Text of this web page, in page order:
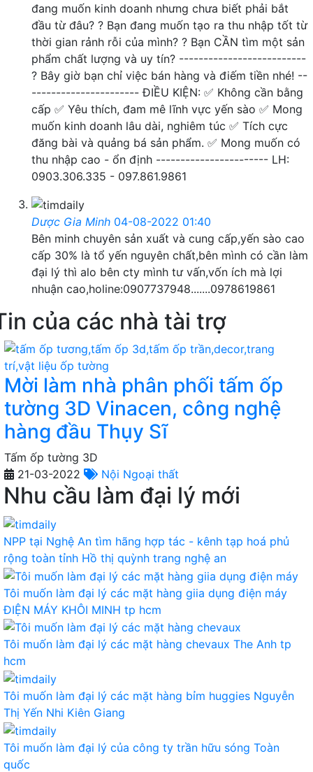
đang muốn kinh doanh nhưng chưa biết phải bắt
đầu từ đâu? ? Bạn đang muốn tạo ra thu nhập tốt từ
thời gian rảnh rỗi của mình? ? Bạn CẦN tìm một sản
phẩm chất lượng và uy tín? --------------------------
? Bây giờ bạn chỉ việc bán hàng và điếm tiền nhé! --
---------------------- ĐIỀU KIỆN: ✅ Không cần bằng
cấp ✅ Yêu thích, đam mê lĩnh vực yến sào ✅ Mong
muốn kinh doanh lâu dài, nghiêm túc ✅ Tích cực
đăng bài và quảng bá sản phẩm. ✅ Mong muốn có
thu nhập cao - ổn định ----------------------- LH:
0903.306.335 - 097.861.9861
Dược Gia Minh 04-08-2022 01:40
Bên minh chuyên sản xuất và cung cấp,yến sào cao
cấp 30% là tổ yến nguyên chất,bên mình có cần làm
đại lý thì alo bên cty mình tư vấn,vốn ích mà lợi
nhuận cao,holine:0907737948.......0978619861
của các nhà tài trợ
Mời làm nhà phân phối tấm ốp
tường 3D Vinacen, công nghệ
hàng đầu Thụy Sĩ
Tấm ốp tường 3D
21-03-2022
Nội Ngoại thất
Nhu cầu làm đại lý mới
NPP tại Nghệ An tìm hãng hợp tác - kênh tạp hoá phủ
rộng toàn tỉnh Hồ thị quỳnh trang nghệ an
Tôi muốn làm đại lý các mặt hàng giia dụng điện máy
ĐIỆN MÁY KHÔI MINH tp hcm
Tôi muốn làm đại lý các mặt hàng chevaux The Anh tp
hcm
Tôi muốn làm đại lý các mặt hàng bỉm huggies Nguyễn
Thị Yến Nhi Kiên Giang
Tôi muốn làm đại lý của công ty trần hữu sóng Toàn
quốc